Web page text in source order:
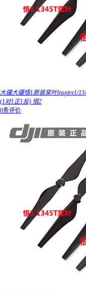
大疆大疆悟1原装桨叶Inspire1/
(1对1正1反) 悟2
0条评价